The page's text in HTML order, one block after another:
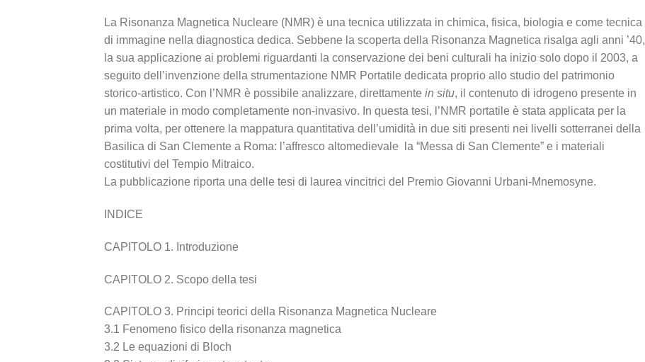
La Risonanza Magnetica Nucleare (NMR) è una tecnica utilizzata in chimica, fisica, biologia e come tecnica
di immagine nella diagnostica dedica. Sebbene la scoperta della Risonanza Magnetica risalga agli anni ’40,
la sua applicazione ai problemi riguardanti la conservazione dei beni culturali ha inizio solo dopo il 2003, a
seguito dell’invenzione della strumentazione NMR Portatile dedicata proprio allo studio del patrimonio
storico-artistico. Con l’NMR è possibile analizzare, direttamente in situ, il contenuto di idrogeno presente in
un materiale in modo completamente non-invasivo. In questa tesi, l’NMR portatile è stata applicata per la
prima volta, per ottenere la mappatura quantitativa dell’umidità in due siti presenti nei livelli sotterranei della
Basilica di San Clemente a Roma: l’affresco altomedievale la “Messa di San Clemente” e i materiali
costitutivi del Tempio Mitraico.
La pubblicazione riporta una delle tesi di laurea vincitrici del Premio Giovanni Urbani-Mnemosyne.
INDICE
CAPITOLO 1. Introduzione
CAPITOLO 2. Scopo della tesi
CAPITOLO 3. Principi teorici della Risonanza Magnetica Nucleare
3.1 Fenomeno fisico della risonanza magnetica
3.2 Le equazioni di Bloch